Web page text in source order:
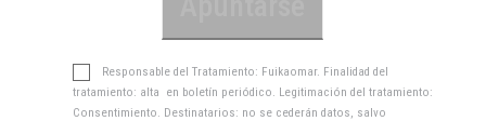
Responsable del Tratamiento: Fuikaomar. Finalidad del
tratamiento: alta en boletín periódico. Legitimación del tratamiento:
Consentimiento. Destinatarios: no se cederán datos, salvo